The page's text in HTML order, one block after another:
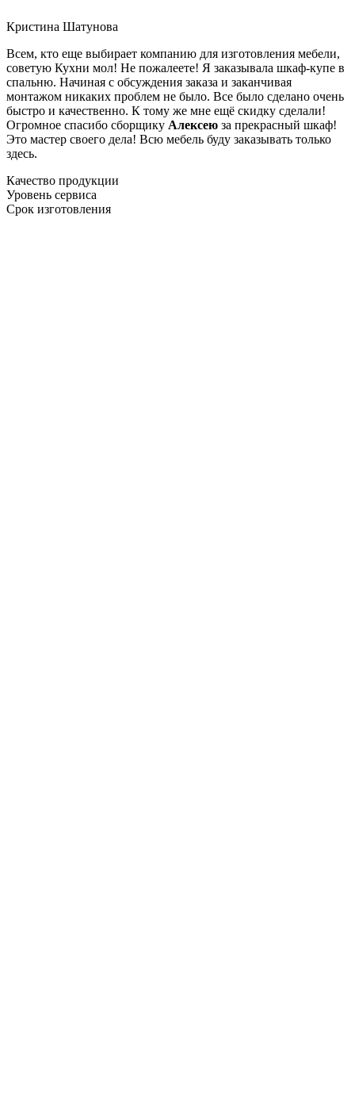
Кристина Шатунова
Всем, кто еще выбирает компанию для изготовления мебели,
советую Кухни мол! Не пожалеете! Я заказывала шкаф-купе в
спальню. Начиная с обсуждения заказа и заканчивая
монтажом никаких проблем не было. Все было сделано очень
быстро и качественно. К тому же мне ещё скидку сделали!
Огромное спасибо сборщику Алексею за прекрасный шкаф!
Это мастер своего дела! Всю мебель буду заказывать только
здесь.
Качество продукции
Уровень сервиса
Срок изготовления